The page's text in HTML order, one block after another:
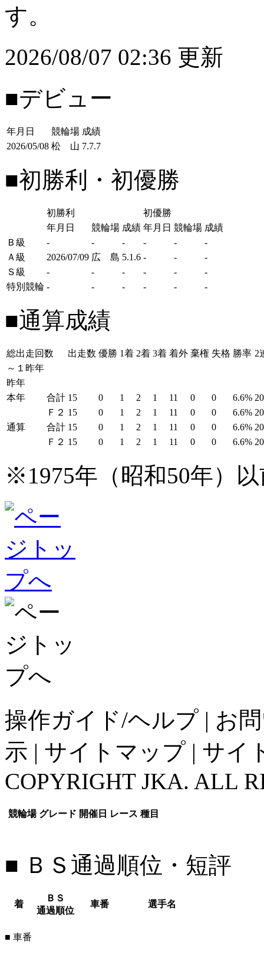
す。
2026/08/07 02:36 更新
■デビュー
年月日 競輪場 成績
2026/05/08 松 山 7.7.7
■初勝利・初優勝
初勝利
初優勝
年月日
競輪場 成績 年月日 競輪場 成績
Ｂ級
- - - - -
-
Ａ級
2026/07/09 広 島 5.1.6 - -
-
Ｓ級
- - - - -
-
特別競輪 - - - - - -
■通算成績
総出走回数 出走数 優勝 1着 2着 3着 着外 棄権 失格 勝率 2
～１昨年
昨年
本年
合計 15 0 1 2 1 11 0 0 6.6%
Ｆ２ 15 0 1 2 1 11 0 0 6.6%
通算
合計 15 0 1 2 1 11 0 0 6.6%
Ｆ２ 15 0 1 2 1 11 0 0 6.6%
※1975年（昭和50年）
操作ガイド/ヘルプ | お
示 | サイトマップ | サイ
COPYRIGHT JKA. ALL
競輪場 グレード 開催日 レース 種目
■ ＢＳ通過順位・短評
着
ＢＳ
通過順位
車番 選手名
■ 車番